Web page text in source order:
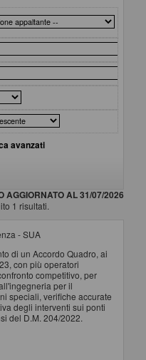
avanzati
AGGIORNATO AL 31/07/2026
1 risultati.
- SUA
di un Accordo Quadro, ai
con più operatori
competitivo, per
per il
speciali, verifiche accurate
degli interventi sui ponti
del D.M. 204/2022.